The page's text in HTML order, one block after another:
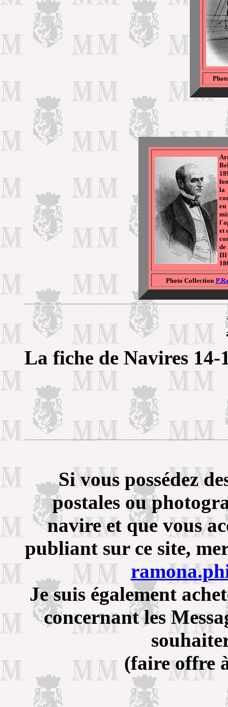
la
en
et
de
III
Photo Collection
La fiche de Navires 14-
Si vous possédez
postales ou
navire et que vous
publiant sur ce site,
Je suis également
concernant les
(faire offre